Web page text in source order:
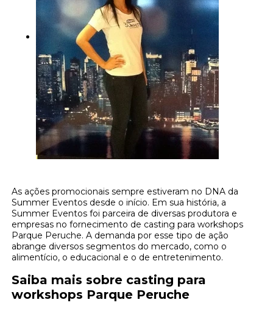
As ações promocionais sempre estiveram no DNA da
Summer Eventos desde o início. Em sua história, a
Summer Eventos foi parceira de diversas produtora e
empresas no fornecimento de casting para workshops
Parque Peruche. A demanda por esse tipo de ação
abrange diversos segmentos do mercado, como o
alimentício, o educacional e o de entretenimento.
Saiba mais sobre casting para
workshops Parque Peruche